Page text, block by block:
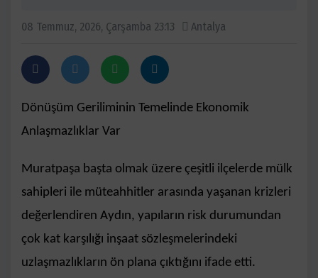
08 Temmuz, 2026, Çarşamba 23:13 Antalya
Dönüşüm Geriliminin Temelinde Ekonomik
Anlaşmazlıklar Var
Muratpaşa başta olmak üzere çeşitli ilçelerde mülk
sahipleri ile müteahhitler arasında yaşanan krizleri
değerlendiren Aydın, yapıların risk durumundan
çok kat karşılığı inşaat sözleşmelerindeki
uzlaşmazlıkların ön plana çıktığını ifade etti.